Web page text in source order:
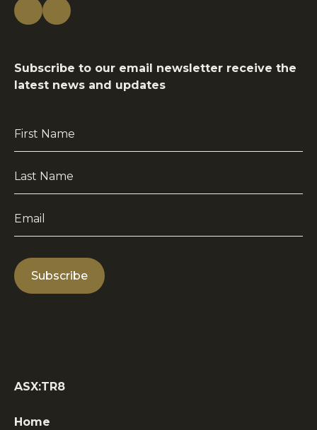
Subscribe to our email newsletter receive the
latest news and updates
Name
Name
*
ASX:TR8
Home